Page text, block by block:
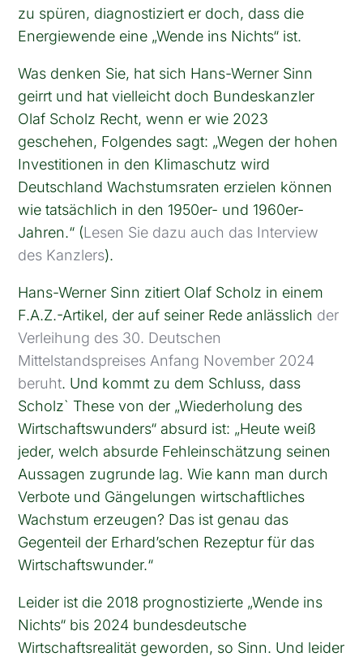
zu spüren, diagnostiziert er doch, dass die
Energiewende eine „Wende ins Nichts“ ist.
Was denken Sie, hat sich Hans-Werner Sinn
geirrt und hat vielleicht doch Bundeskanzler
Olaf Scholz Recht, wenn er wie 2023
geschehen, Folgendes sagt: „Wegen der hohen
Investitionen in den Klimaschutz wird
Deutschland Wachstumsraten erzielen können
wie tatsächlich in den 1950er- und 1960er-
Jahren.“ (Lesen Sie dazu auch das Interview
des Kanzlers).
Hans-Werner Sinn zitiert Olaf Scholz in einem
F.A.Z.-Artikel, der auf seiner Rede anlässlich der
Verleihung des 30. Deutschen
Mittelstandspreises Anfang November 2024
beruht. Und kommt zu dem Schluss, dass
Scholz` These von der „Wiederholung des
Wirtschaftswunders“ absurd ist: „Heute weiß
jeder, welch absurde Fehleinschätzung seinen
Aussagen zugrunde lag. Wie kann man durch
Verbote und Gängelungen wirtschaftliches
Wachstum erzeugen? Das ist genau das
Gegenteil der Erhard’schen Rezeptur für das
Wirtschaftswunder.“
Leider ist die 2018 prognostizierte „Wende ins
Nichts“ bis 2024 bundesdeutsche
Wirtschaftsrealität geworden, so Sinn. Und leider